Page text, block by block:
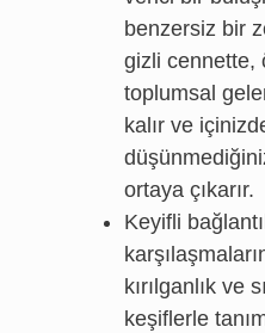
benzersiz bir
gizli cennette,
toplumsal
kalır ve
ortaya çıkarır.
Keyifli
kırılganlık ve
keşiflerle